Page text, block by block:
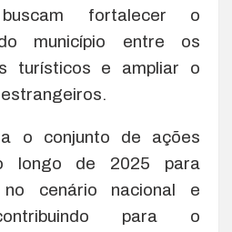
fortalecer o
município entre os
turísticos e ampliar o
o conjunto de ações
longo de 2025 para
no cenário nacional e
para o